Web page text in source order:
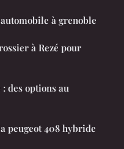
à grenoble
à Rezé pour
des options au
peugeot 408 hybride